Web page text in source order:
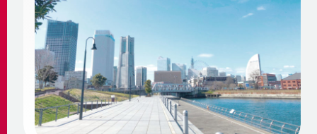
INFORMATION
お知らせ
メディア
更新情報
ご挨拶
みなとみらい21熱供給のサステナビリティ
脱炭素への取組み
脱炭素関連サービスの提供
事業概要 ～地域冷暖房とは～
地域冷暖房の仕組み
企業情報